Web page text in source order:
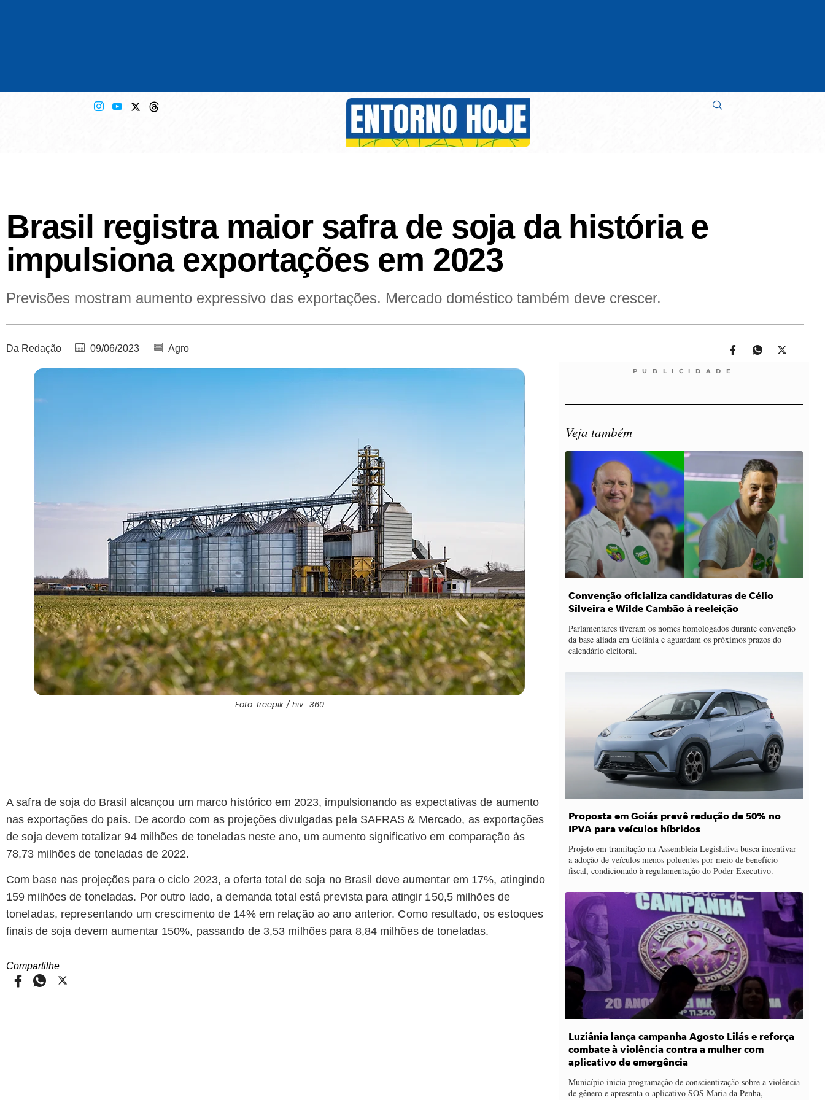
Brasil registra maior safra de soja da história e
impulsiona exportações em 2023
Previsões mostram aumento expressivo das exportações. Mercado doméstico também deve crescer.
Da Redação 09/06/2023 Agro
Foto: freepik / hiv_360
A safra de soja do Brasil alcançou um marco histórico em 2023, impulsionando as expectativas de aumento
nas exportações do país. De acordo com as projeções divulgadas pela SAFRAS & Mercado, as exportações
de soja devem totalizar 94 milhões de toneladas neste ano, um aumento significativo em comparação às
78,73 milhões de toneladas de 2022.
Com base nas projeções para o ciclo 2023, a oferta total de soja no Brasil deve aumentar em 17%, atingindo
159 milhões de toneladas. Por outro lado, a demanda total está prevista para atingir 150,5 milhões de
toneladas, representando um crescimento de 14% em relação ao ano anterior. Como resultado, os estoques
finais de soja devem aumentar 150%, passando de 3,53 milhões para 8,84 milhões de toneladas.
Compartilhe
PUBLICIDADE
Veja também
Convenção oficializa candidaturas de Célio
Silveira e Wilde Cambão à reeleição
Parlamentares tiveram os nomes homologados durante convenção
da base aliada em Goiânia e aguardam os próximos prazos do
calendário eleitoral.
Proposta em Goiás prevê redução de 50% no
IPVA para veículos híbridos
Projeto em tramitação na Assembleia Legislativa busca incentivar
a adoção de veículos menos poluentes por meio de benefício
fiscal, condicionado à regulamentação do Poder Executivo.
Luziânia lança campanha Agosto Lilás e reforça
combate à violência contra a mulher com
aplicativo de emergência
Município inicia programação de conscientização sobre a violência
de gênero e apresenta o aplicativo SOS Maria da Penha,